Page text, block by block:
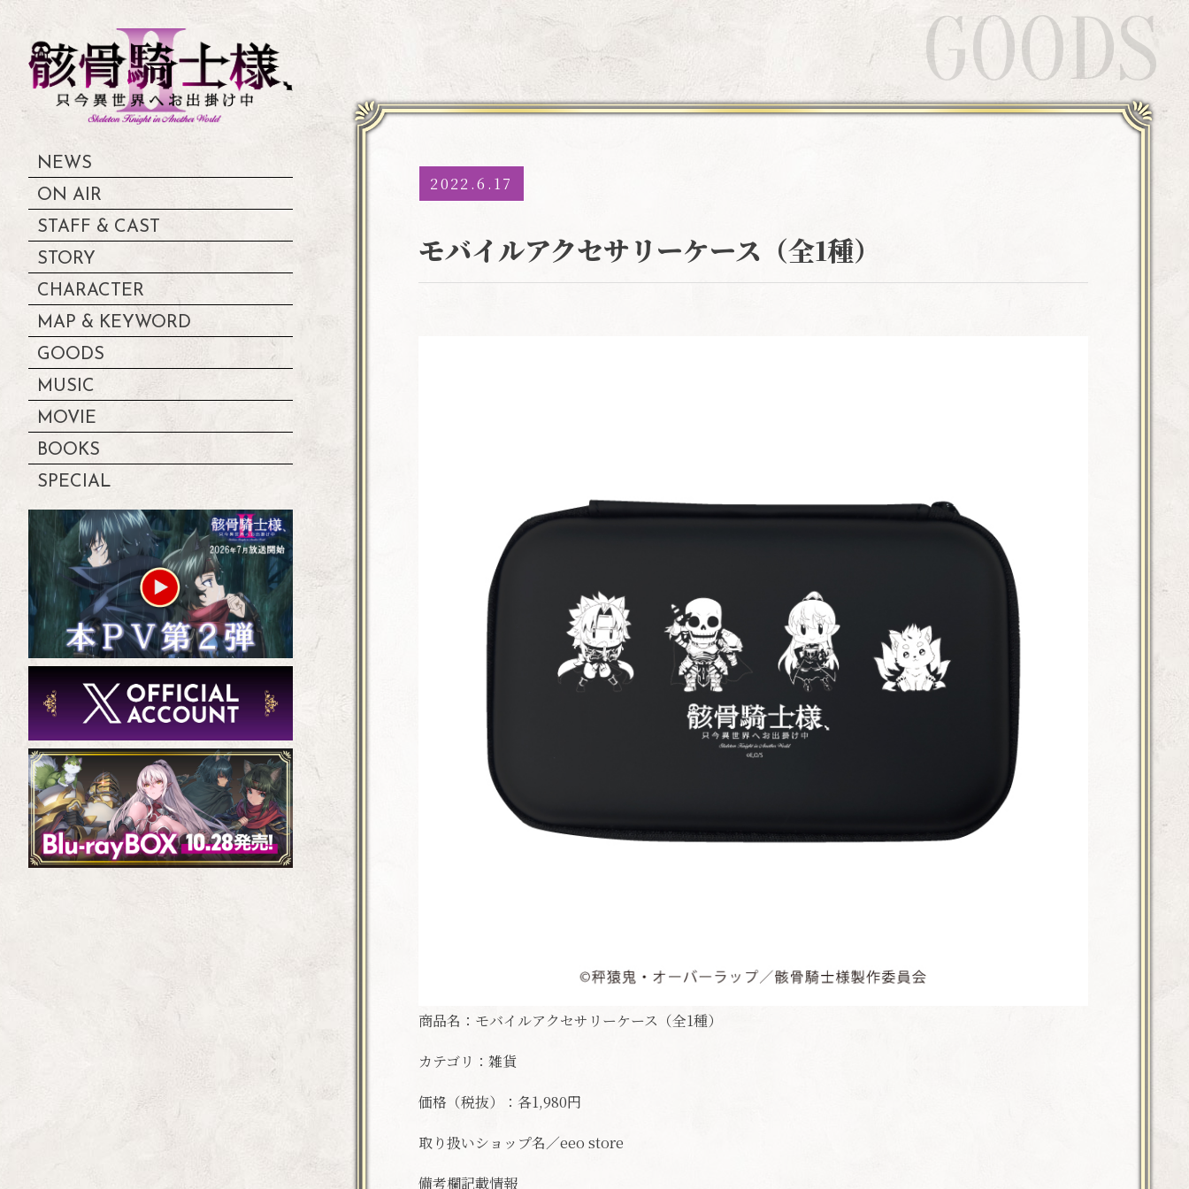
NEWS
ON AIR
STAFF & CAST
STORY
CHARACTER
MAP & KEYWORD
GOODS
MUSIC
MOVIE
BOOKS
SPECIAL
GOODS
2022.6.17
モバイルアクセサリーケース（全1種）
商品名：モバイルアクセサリーケース（全1種）
カテゴリ：雑貨
価格（税抜）：各1,980円
取り扱いショップ名／eeo store
備考欄記載情報